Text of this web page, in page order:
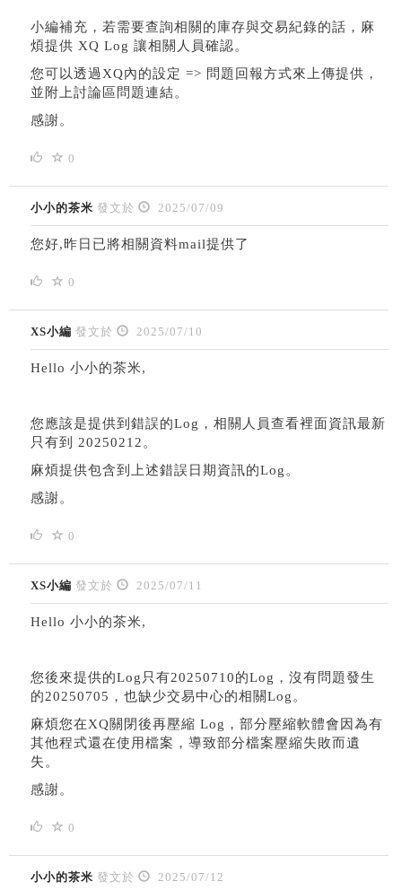
小編補充，若需要查詢相關的庫存與交易紀錄的話，麻
煩提供 XQ Log 讓相關人員確認。
您可以透過XQ內的設定 => 問題回報方式來上傳提供，
並附上討論區問題連結。
感謝。
0
小小的茶米 發文於 2025/07/09
您好,昨日已將相關資料mail提供了
0
XS小編 發文於 2025/07/10
Hello 小小的茶米,
您應該是提供到錯誤的Log，相關人員查看裡面資訊最新
只有到 20250212。
麻煩提供包含到上述錯誤日期資訊的Log。
感謝。
0
XS小編 發文於 2025/07/11
Hello 小小的茶米,
您後來提供的Log只有20250710的Log，沒有問題發生
的20250705，也缺少交易中心的相關Log。
麻煩您在XQ關閉後再壓縮 Log，部分壓縮軟體會因為有
其他程式還在使用檔案，導致部分檔案壓縮失敗而遺
失。
感謝。
0
小小的茶米 發文於 2025/07/12